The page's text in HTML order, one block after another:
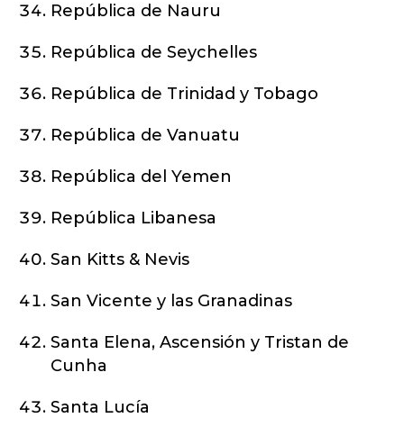
República de Nauru
República de Seychelles
República de Trinidad y Tobago
República de Vanuatu
República del Yemen
República Libanesa
San Kitts & Nevis
San Vicente y las Granadinas
Santa Elena, Ascensión y Tristan de
Cunha
Santa Lucía